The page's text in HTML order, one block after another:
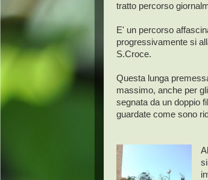
tratto percorso
E' un percorso
progressivamente si
S.Croce.
Questa lunga
massimo, anche per
segnata da un doppio
guardate come sono